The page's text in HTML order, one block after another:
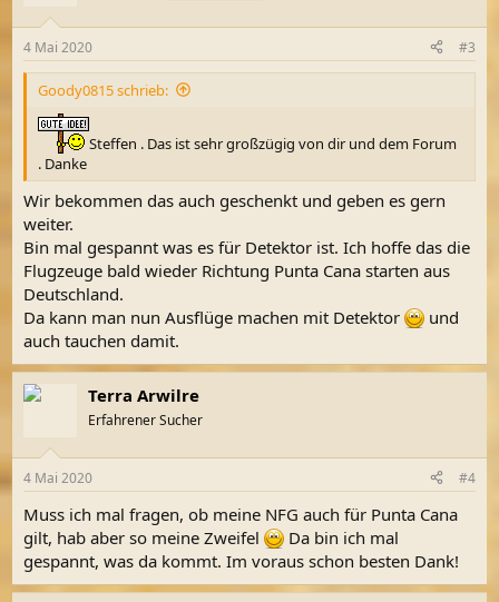
e
n
4 Mai 2020 #3
Goody0815 schrieb:
Steffen . Das ist sehr großzügig von dir und dem Forum
. Danke
Wir bekommen das auch geschenkt und geben es gern
weiter.
Bin mal gespannt was es für Detektor ist. Ich hoffe das die
Flugzeuge bald wieder Richtung Punta Cana starten aus
Deutschland.
Da kann man nun Ausflüge machen mit Detektor
und
auch tauchen damit.
Terra Arwilre
Erfahrener Sucher
4 Mai 2020 #4
Muss ich mal fragen, ob meine NFG auch für Punta Cana
gilt, hab aber so meine Zweifel
Da bin ich mal
gespannt, was da kommt. Im voraus schon besten Dank!